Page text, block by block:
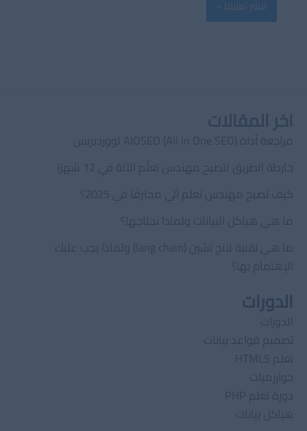
مراجعة أداة AIOSEO (All in One SEO) لووردبريس
خارطة الطريق لتصبح مهندس تعلّم الآلة في 12 شهرًا
كيف تصبح مهندس تعلم آلي محترفًا في 2025؟
ما هي هياكل البيانات ولماذا نحتاجها؟
ما هي تقنية لانج تشين (lang chain) ولماذا يجب عليك
الإهتمام بها؟
الدورات
الدورات
تصميم قواعد بيانات
تعلم HTML5
خوارزميات
دورة تعلم PHP
هياكل بيانات